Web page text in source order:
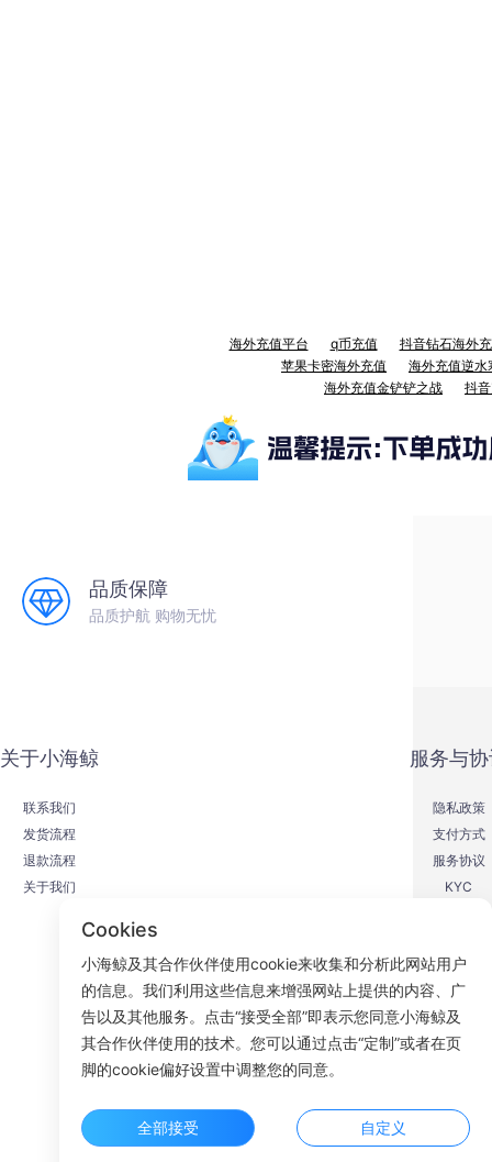
海外充值平台 q币充值
抖音钻石海外
苹果卡密海外充值
海外充值逆水
海外充值金铲铲之战
抖
品质保障
品质护航 购物无忧
关于小海鲸
联系我们
发货流程
退款流程
关于我们
服务与
隐私政策
支付方式
服务协议
KYC
ROOM
Cookies
小海鲸及其合作伙伴使用cookie来收集和分析此网站用户
的信息。我们利用这些信息来增强网站上提供的内容、广
告以及其他服务。点击“接受全部”即表示您同意小海鲸及
其合作伙伴使用的技术。您可以通过点击“定制”或者在页
脚的cookie偏好设置中调整您的同意。
全部接受 自定义